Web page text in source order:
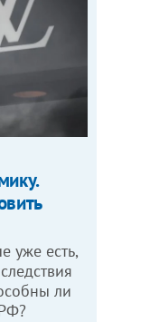
уже есть,
ли